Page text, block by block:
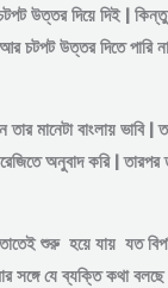
উত্তর দিয়ে দিই |
চটপট উত্তর দিতে পারি
মানেটা বাংলায় ভাবি |
অনুবাদ করি | তারপর
শুরু হয়ে যায় যত
সঙ্গে যে ব্যক্তি কথা